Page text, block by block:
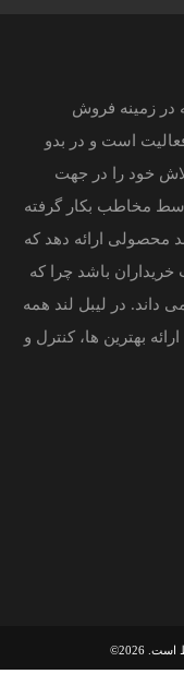
با 10 سال سابقه در زمینه فروش
است و در بدو
خود را در جهت
مخاطب بکار گرفته
محصولی ارائه دهد که
باشد چرا که
داند. در لیبل لند همه
بهترین ها، کنترل و
2026©